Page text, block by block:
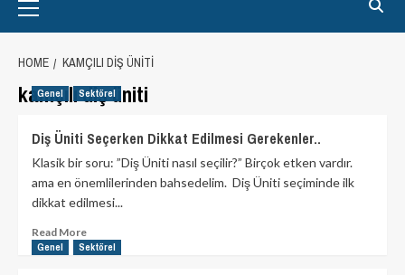
Menu
HOME KAMÇILI DIŞ ÜNITI
kamçılı diş üniti
Genel Sektörel
Diş Üniti Seçerken Dikkat Edilmesi Gerekenler..
Klasik bir soru: ”Diş Üniti nasıl seçilir?” Birçok etken vardır.
ama en önemlilerinden bahsedelim. Diş Üniti seçiminde ilk
dikkat edilmesi...
Read MoreRead
more
Genel Sektörel